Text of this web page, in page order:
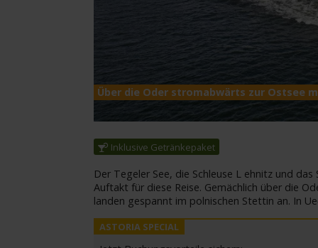
Über die Oder stromabwärts zur Ostsee
Inklusive Getränkepaket
Der Tegeler See, die Schleuse L ehnitz und
Auftakt für diese Reise. Gemächlich über die
landen gespannt im polnischen Stettin an. In